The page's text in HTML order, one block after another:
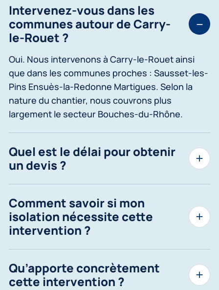
Intervenez-vous dans les
communes autour de Carry-
le-Rouet ?
Oui. Nous intervenons à Carry-le-Rouet ainsi
que dans les communes proches : Sausset-les-
Pins Ensuès-la-Redonne Martigues. Selon la
nature du chantier, nous couvrons plus
largement le secteur Bouches-du-Rhône.
Quel est le délai pour obtenir
un devis ?
Comment savoir si mon
isolation nécessite cette
intervention ?
Qu’apporte concrètement
cette intervention ?